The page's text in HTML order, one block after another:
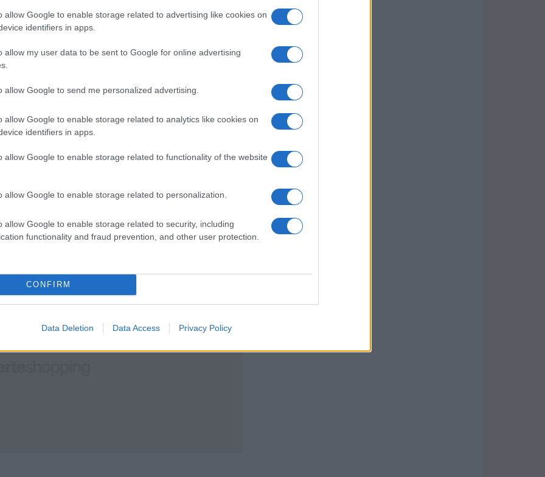
allow Google to enable storage related to advertising like cookies on
identifiers in apps.
allow my user data to be sent to Google for online advertising
allow Google to send me personalized advertising.
allow Google to enable storage related to analytics like cookies on
identifiers in apps.
allow Google to enable storage related to functionality of the website
allow Google to enable storage related to personalization.
allow Google to enable storage related to security, including
functionality and fraud prevention, and other user protection.
CONFIRM
Data Deletion Data Access Privacy Policy
un significato speciale per voi due. Il biglietto
o della mostra del vostro artista
vi ha accompagnato. Potete raccogliere dei
ritrovare i disegni che le avevate dedicato
delle foto dei momenti significativi: battesimi,
volta raccolto tutto il materiale, prendete
grande e create il vostroalbum dei
ritagliare la scritta in pannolenci di un
a caldo.
manualità, quindi fate delle prove prima di
e suggerimenti per creare gioielli